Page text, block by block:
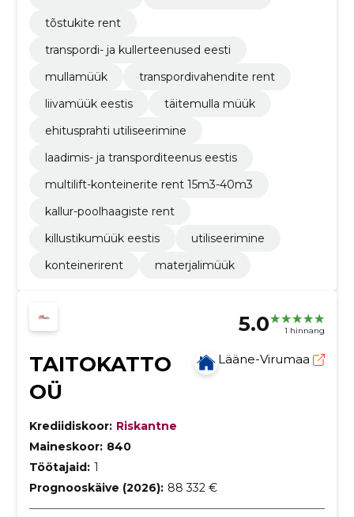
tõstukite rent
transpordi- ja kullerteenused eesti
mullamüük
transpordivahendite rent
liivamüük eestis
täitemulla müük
ehitusprahti utiliseerimine
laadimis- ja transporditeenus eestis
multilift-konteinerite rent 15m3-40m3
kallur-poolhaagiste rent
killustikumüük eestis
utiliseerimine
konteinerirent
materjalimüük
5.0 1 hinnang
TAITOKATTO
OÜ
Lääne-Virumaa
Krediidiskoor: Riskantne
Maineskoor: 840
Töötajaid: 1
Prognooskäive (2026): 88 332 €